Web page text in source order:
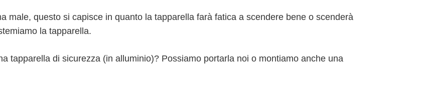
male, questo si capisce in quanto la tapparella farà fatica a scendere bene o scenderà
la tapparella.
tapparella di sicurezza (in alluminio)? Possiamo portarla noi o montiamo anche una